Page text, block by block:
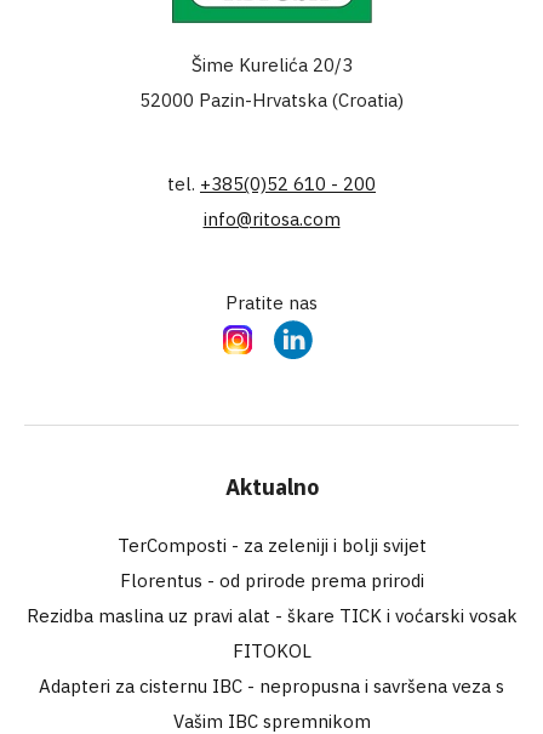
Šime Kurelića 20/3
52000 Pazin-Hrvatska (Croatia)
tel. +385(0)52 610 - 200
info@ritosa.com
Pratite nas
InstagramLinkedIn
Aktualno
TerComposti - za zeleniji i bolji svijet
Florentus - od prirode prema prirodi
Rezidba maslina uz pravi alat - škare TICK i voćarski vosak
FITOKOL
Adapteri za cisternu IBC - nepropusna i savršena veza s
Vašim IBC spremnikom